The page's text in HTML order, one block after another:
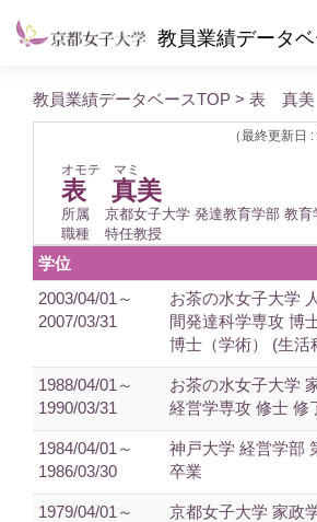
教員業績データベ
教員業績データベースTOP > 表 真美
（最終更新日
オモテ マミ
表 真美
所属
京都女子大学 発達教育学部 教育
職種
特任教授
学位
2003/04/01～
2007/03/31
お茶の水女子大学
間発達科学専攻 博
博士（学術） (生活
1988/04/01～
1990/03/31
お茶の水女子大学
経営学専攻 修士 修
1984/04/01～
1986/03/30
神戸大学 経営学部
卒業
1979/04/01～
京都女子大学 家政